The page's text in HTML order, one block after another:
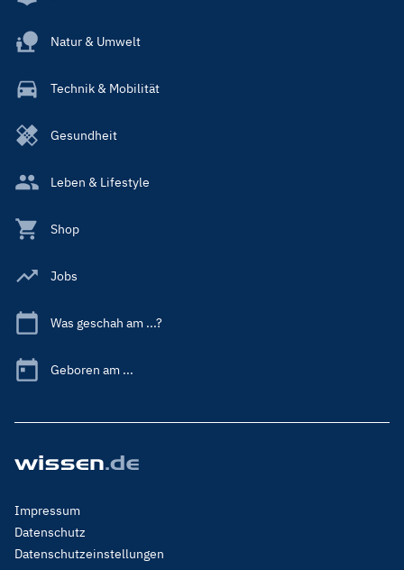
Natur & Umwelt
Technik & Mobilität
Gesundheit
Leben & Lifestyle
Shop
Jobs
Was geschah am ...?
Geboren am ...
Footer
Menu
Legal
Impressum
Datenschutz
Datenschutzeinstellungen